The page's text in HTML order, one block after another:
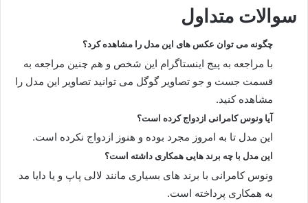
سوالات متداول
چگونه می توان عکس های این مدل را مشاهده کرد؟
با مراجعه به پیج اینستاگرام این شخص و هم چنین مراجعه به
قسمت جست و جو تصاویر گوگل می توانید تصاویر این مدل را
مشاهده کنید.
آیا ونوس کامرانی ازدواج کرده است؟
این مدل تا به امروز مجرد بوده و هنوز ازدواج نکرده است.
این مدل با چه برند هایی همکاری داشته است؟
ونوس کامرانی با برند های بسیاری مانند لالی پاپ و یا دایا مد
به همکاری پرداخته است.